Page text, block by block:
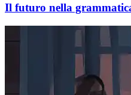
Il futuro nella